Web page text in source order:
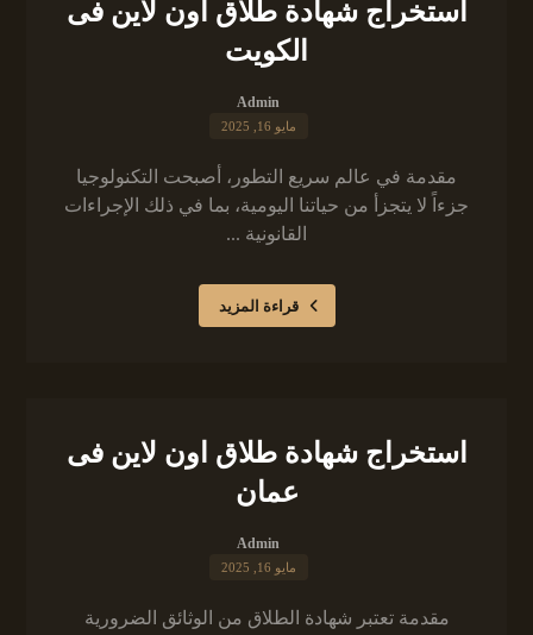
استخراج شهادة طلاق اون لاين فى
الكويت
Admin
مايو 16, 2025
مقدمة في عالم سريع التطور، أصبحت التكنولوجيا
جزءاً لا يتجزأ من حياتنا اليومية، بما في ذلك الإجراءات
القانونية ...
قراءة المزيد
استخراج شهادة طلاق اون لاين فى
عمان
Admin
مايو 16, 2025
مقدمة تعتبر شهادة الطلاق من الوثائق الضرورية